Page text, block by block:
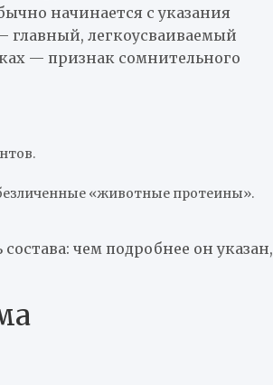
начинается с указания
легкоусваиваемый
— признак сомнительного
«животные протеины».
чем подробнее он указан,